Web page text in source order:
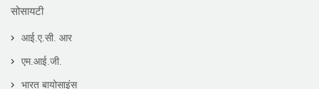
सोसायटी
आई.ए.सी. आर
एम.आई.जी.
भारत बायोसाइंस